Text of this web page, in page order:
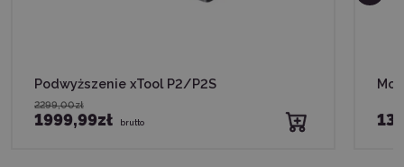
Podwyższenie xTool P2/P2S
2299,00zł
1999,99zł brutto